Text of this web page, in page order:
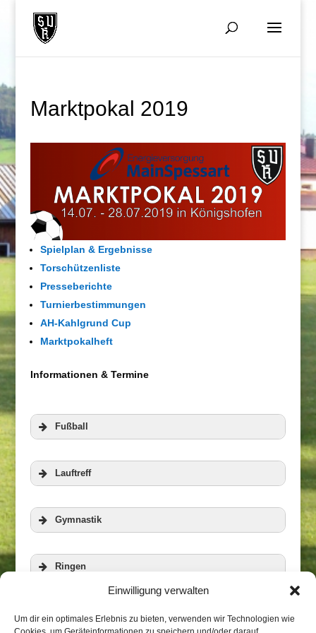
Einwilligung verwalten
Um dir ein optimales Erlebnis zu bieten, verwenden wir Technologien wie
Marktpokal 2019
Spielplan & Ergebnisse
Torschützenliste
Presseberichte
Turnierbestimmungen
AH-Kahlgrund Cup
Marktpokalheft
Informationen & Termine
Fußball
Lauftreff
Veranstaltungen
Gymnastik
Ringen
Zur Homepage der RWG
Aerobic und Step